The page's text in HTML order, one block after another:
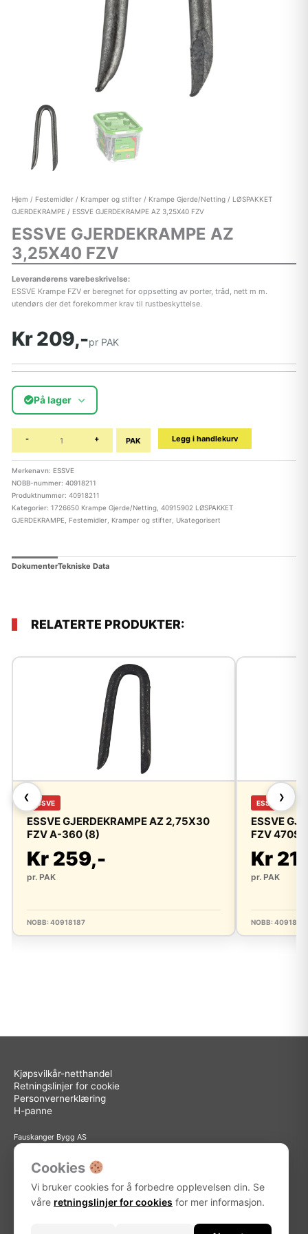
Hjem / Festemidler/ Kramper og stifter/ Krampe Gjerde/Netting/ LØSPAKKET
GJERDEKRAMPE / ESSVE GJERDEKRAMPE AZ 3,25X40 FZV
ESSVE GJERDEKRAMPE AZ
3,25X40 FZV
Leverandørens varebeskrivelse:
ESSVE Krampe FZV er beregnet for oppsetting av porter, tråd, nett m m.
utendørs der det forekommer krav til rustbeskyttelse.
Kr 209,-pr PAK
På lager
- + PAK Legg i handlekurv
Merkenavn: ESSVE
NOBB-nummer: 40918211
Produktnummer: 40918211
Kategorier: 1726650 Krampe Gjerde/Netting, 40915902 LØSPAKKET
GJERDEKRAMPE
Festemidler, Kramper og stifter, Ukategorisert
DokumenterTekniske Data
RELATERTE PRODUKTER:
❮
ESSVE
ESSVE GJERDEKRAMPE AZ 2,75X30
FZV A-360 (8)
Kr 259,-
pr. PAK
NOBB: 40918187
ESSVE
ESSVE
FZV
Kr
pr. PAK
NOBB:
❯
Kjøpsvilkår-netthandel
Retningslinjer for cookie
Personvernerklæring
H-panne
Fauskanger Bygg AS
Org.nr: 936 558 585
Sted: Askøy
Adresse: Storebotn 15, 5309 Kleppestø
Telefon: 56 15 15 30
E-post: info@fauskanger.byggern.no
Cookies
Vi bruker cookies for å forbedre opplevelsen din. Se
våre retningslinjer for cookies for mer informasjon.